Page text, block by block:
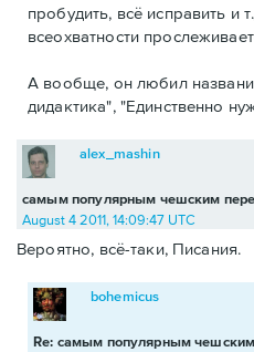
пробудить, всё исправить и
всеохватности
А вообще, он любил
дидактика", "Единственно
самым популярным чешским
alex_mashin
August 4 2011, 14:09:47 UTC
Вероятно, всё-таки, Писания.
Re: самым популярным
bohemicus